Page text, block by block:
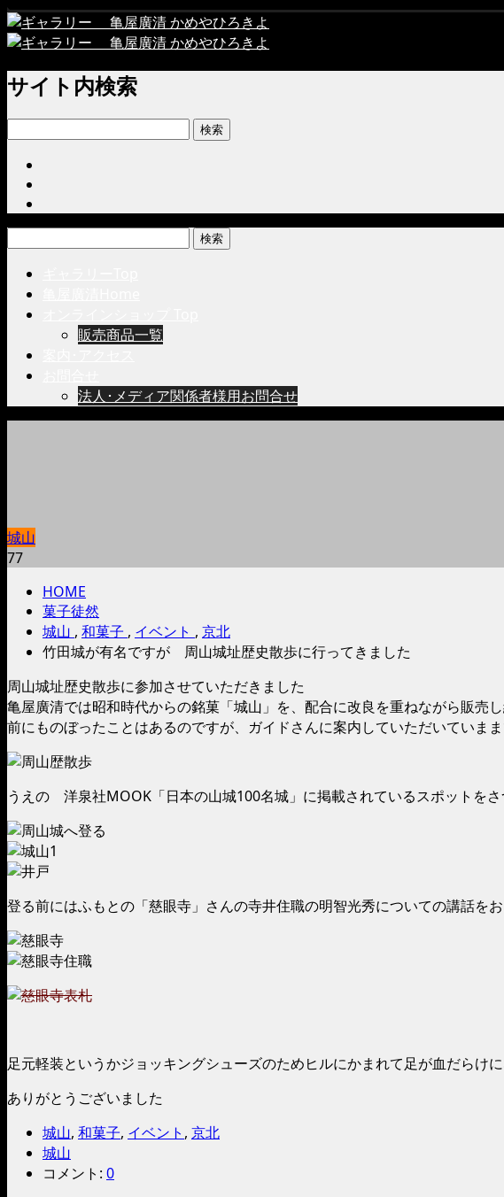
サイト内検索
販売商品一覧
法人･メディア関係者様用お問合せ
城山
77
HOME
菓子徒然
城山 , 和菓子 , イベント , 京北
竹田城が有名ですが 周山城址歴史散歩に行ってきました
周山城址歴史散歩に参加させていただきました
亀屋廣清では昭和時代からの銘菓「城山」を、配合に改良を重ねながら販売
前にものぼったことはあるのですが、ガイドさんに案内していただいていま
うえの 洋泉社MOOK「日本の山城100名城」に掲載されているスポットを
登る前にはふもとの「慈眼寺」さんの寺井住職の明智光秀についての講話を
足元軽装というかジョッキングシューズのためヒルにかまれて足が血だらけ
ありがとうございました
城山, 和菓子, イベント , 京北
城山
コメント: 0